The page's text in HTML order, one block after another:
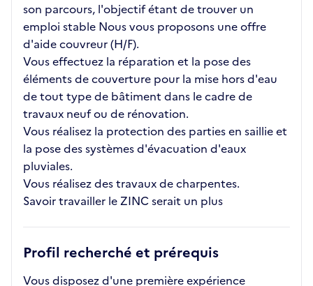
son parcours, l'objectif étant de trouver un
emploi stable Nous vous proposons une offre
d'aide couvreur (H/F).
Vous effectuez la réparation et la pose des
éléments de couverture pour la mise hors d'eau
de tout type de bâtiment dans le cadre de
travaux neuf ou de rénovation.
Vous réalisez la protection des parties en saillie et
la pose des systèmes d'évacuation d'eaux
pluviales.
Vous réalisez des travaux de charpentes.
Savoir travailler le ZINC serait un plus
Profil recherché et prérequis
Vous disposez d'une première expérience